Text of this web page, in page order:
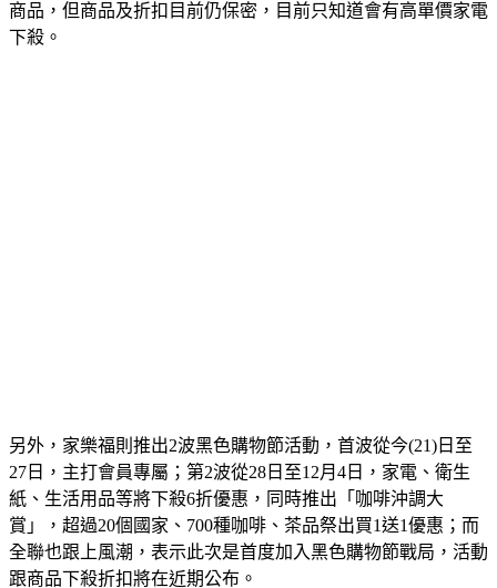
商品，但商品及折扣目前仍保密，目前只知道會有高單價家電
下殺。
另外，家樂福則推出2波黑色購物節活動，首波從今(21)日至
27日，主打會員專屬；第2波從28日至12月4日，家電、衛生
紙、生活用品等將下殺6折優惠，同時推出「咖啡沖調大
賞」，超過20個國家、700種咖啡、茶品祭出買1送1優惠；而
全聯也跟上風潮，表示此次是首度加入黑色購物節戰局，活動
跟商品下殺折扣將在近期公布。